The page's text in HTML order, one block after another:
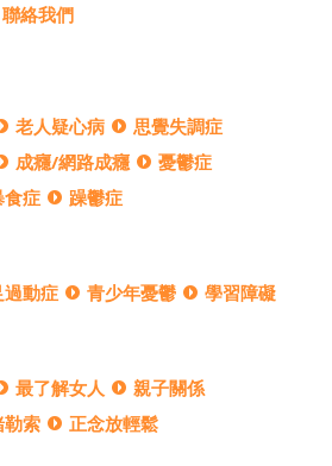
聯絡我們
老人疑心病
思覺失調症
成癮/網路成癮
憂鬱症
食症 躁鬱症
動症 青少年憂鬱 學習障礙
最了解女人
親子關係
勒索 正念放輕鬆